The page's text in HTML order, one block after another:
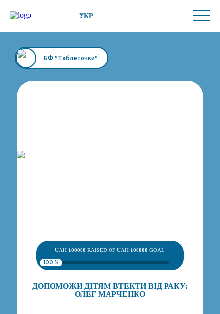
УКР
БФ "Таблеточки"
UAH 100000 RAISED OF UAH 100000 GOAL
100 %
ДОПОМОЖИ ДІТЯМ ВТЕКТИ ВІД РАКУ:
ОЛЕГ МАРЧЕНКО